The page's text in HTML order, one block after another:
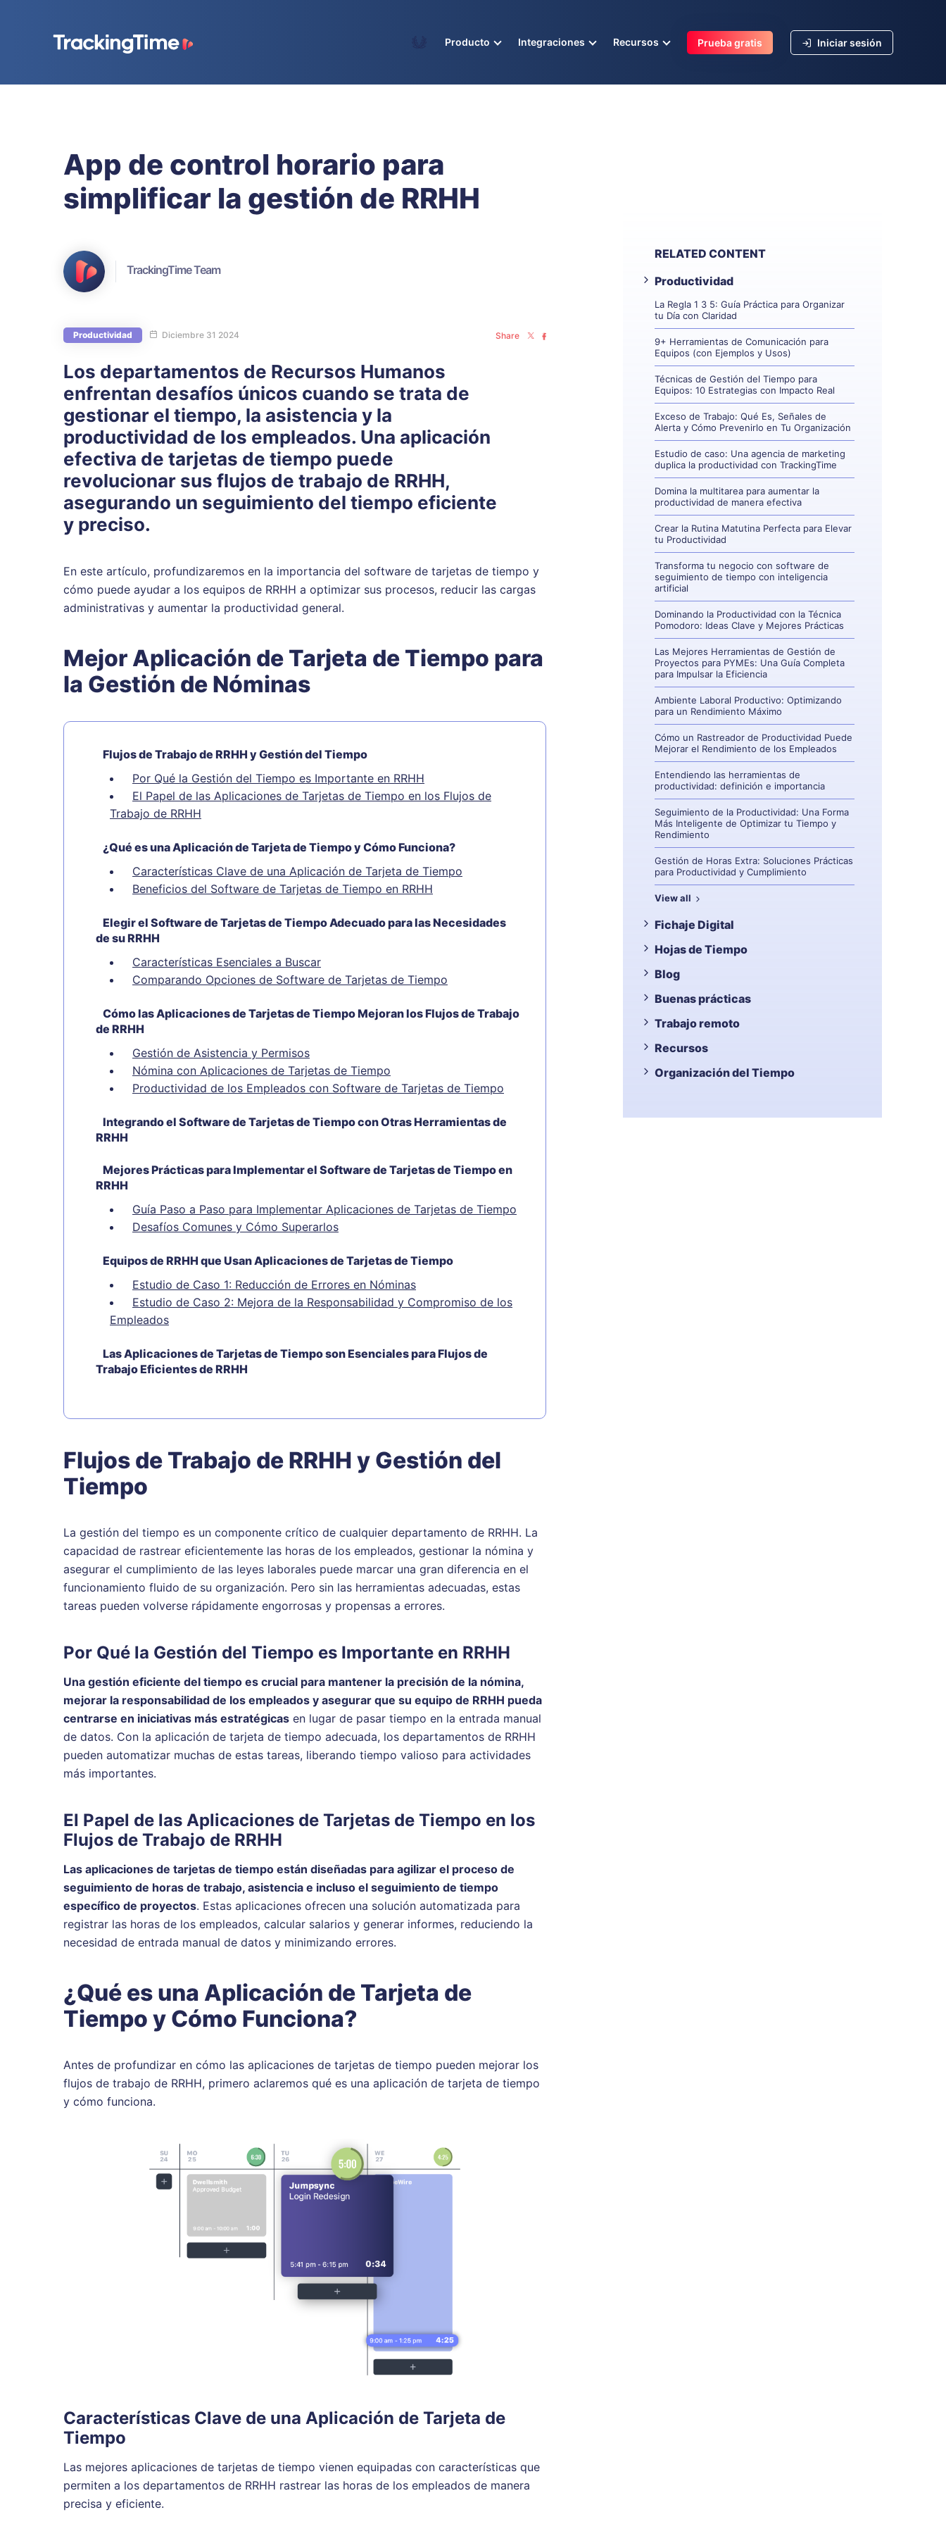
AcademyProducto Integraciones Recursos Prueba gratis Iniciar sesión
App de control horario para
simplificar la gestión de RRHH
TrackingTime Team
Productividad Diciembre 31 2024 Share
Los departamentos de Recursos Humanos
enfrentan desafíos únicos cuando se trata de
gestionar el tiempo, la asistencia y la
productividad de los empleados. Una aplicación
efectiva de tarjetas de tiempo puede
revolucionar sus flujos de trabajo de RRHH,
asegurando un seguimiento del tiempo eficiente
y preciso.
En este artículo, profundizaremos en la importancia del software de tarjetas de tiempo y
cómo puede ayudar a los equipos de RRHH a optimizar sus procesos, reducir las cargas
administrativas y aumentar la productividad general.
Mejor Aplicación de Tarjeta de Tiempo para
la Gestión de Nóminas
Flujos de Trabajo de RRHH y Gestión del Tiempo
Por Qué la Gestión del Tiempo es Importante en RRHH
El Papel de las Aplicaciones de Tarjetas de Tiempo en los Flujos de
Trabajo de RRHH
¿Qué es una Aplicación de Tarjeta de Tiempo y Cómo Funciona?
Características Clave de una Aplicación de Tarjeta de Tiempo
Beneficios del Software de Tarjetas de Tiempo en RRHH
Elegir el Software de Tarjetas de Tiempo Adecuado para las Necesidades
de su RRHH
Características Esenciales a Buscar
Comparando Opciones de Software de Tarjetas de Tiempo
Cómo las Aplicaciones de Tarjetas de Tiempo Mejoran los Flujos de Trabajo
de RRHH
Gestión de Asistencia y Permisos
Nómina con Aplicaciones de Tarjetas de Tiempo
Productividad de los Empleados con Software de Tarjetas de Tiempo
Integrando el Software de Tarjetas de Tiempo con Otras Herramientas de
RRHH
Mejores Prácticas para Implementar el Software de Tarjetas de Tiempo en
RRHH
Guía Paso a Paso para Implementar Aplicaciones de Tarjetas de Tiempo
Desafíos Comunes y Cómo Superarlos
Equipos de RRHH que Usan Aplicaciones de Tarjetas de Tiempo
Estudio de Caso 1: Reducción de Errores en Nóminas
Estudio de Caso 2: Mejora de la Responsabilidad y Compromiso de los
Empleados
Las Aplicaciones de Tarjetas de Tiempo son Esenciales para Flujos de
Trabajo Eficientes de RRHH
Flujos de Trabajo de RRHH y Gestión del
Tiempo
La gestión del tiempo es un componente crítico de cualquier departamento de RRHH. La
capacidad de rastrear eficientemente las horas de los empleados, gestionar la nómina y
asegurar el cumplimiento de las leyes laborales puede marcar una gran diferencia en el
funcionamiento fluido de su organización. Pero sin las herramientas adecuadas, estas
tareas pueden volverse rápidamente engorrosas y propensas a errores.
Por Qué la Gestión del Tiempo es Importante en RRHH
Una gestión eficiente del tiempo es crucial para mantener la precisión de la nómina,
mejorar la responsabilidad de los empleados y asegurar que su equipo de RRHH pueda
centrarse en iniciativas más estratégicas en lugar de pasar tiempo en la entrada manual
de datos. Con la aplicación de tarjeta de tiempo adecuada, los departamentos de RRHH
pueden automatizar muchas de estas tareas, liberando tiempo valioso para actividades
más importantes.
El Papel de las Aplicaciones de Tarjetas de Tiempo en los
Flujos de Trabajo de RRHH
Las aplicaciones de tarjetas de tiempo están diseñadas para agilizar el proceso de
seguimiento de horas de trabajo, asistencia e incluso el seguimiento de tiempo
específico de proyectos. Estas aplicaciones ofrecen una solución automatizada para
registrar las horas de los empleados, calcular salarios y generar informes, reduciendo la
necesidad de entrada manual de datos y minimizando errores.
¿Qué es una Aplicación de Tarjeta de
Tiempo y Cómo Funciona?
Antes de profundizar en cómo las aplicaciones de tarjetas de tiempo pueden mejorar los
flujos de trabajo de RRHH, primero aclaremos qué es una aplicación de tarjeta de tiempo
y cómo funciona.
Características Clave de una Aplicación de Tarjeta de
Tiempo
Las mejores aplicaciones de tarjetas de tiempo vienen equipadas con características que
permiten a los departamentos de RRHH rastrear las horas de los empleados de manera
precisa y eficiente.
RELATED CONTENT
Productividad
La Regla 1 3 5: Guía Práctica para Organizar
tu Día con Claridad
9+ Herramientas de Comunicación para
Equipos (con Ejemplos y Usos)
Técnicas de Gestión del Tiempo para
Equipos: 10 Estrategias con Impacto Real
Exceso de Trabajo: Qué Es, Señales de
Alerta y Cómo Prevenirlo en Tu Organización
Estudio de caso: Una agencia de marketing
duplica la productividad con TrackingTime
Domina la multitarea para aumentar la
productividad de manera efectiva
Crear la Rutina Matutina Perfecta para Elevar
tu Productividad
Transforma tu negocio con software de
seguimiento de tiempo con inteligencia
artificial
Dominando la Productividad con la Técnica
Pomodoro: Ideas Clave y Mejores Prácticas
Las Mejores Herramientas de Gestión de
Proyectos para PYMEs: Una Guía Completa
para Impulsar la Eficiencia
Ambiente Laboral Productivo: Optimizando
para un Rendimiento Máximo
Cómo un Rastreador de Productividad Puede
Mejorar el Rendimiento de los Empleados
Entendiendo las herramientas de
productividad: definición e importancia
Seguimiento de la Productividad: Una Forma
Más Inteligente de Optimizar tu Tiempo y
Rendimiento
Gestión de Horas Extra: Soluciones Prácticas
para Productividad y Cumplimiento
View all
Fichaje Digital
Hojas de Tiempo
Blog
Buenas prácticas
Trabajo remoto
Recursos
Organización del Tiempo